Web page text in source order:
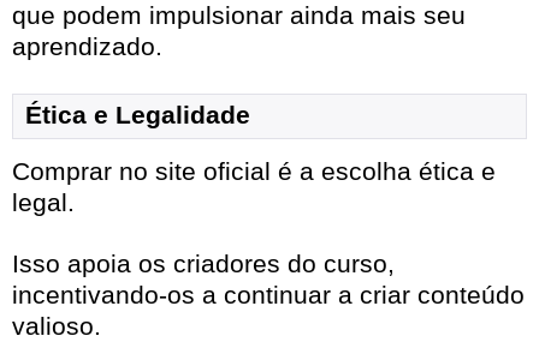
que podem impulsionar ainda mais seu
aprendizado.
Ética e Legalidade
Comprar no site oficial é a escolha ética e
legal.
Isso apoia os criadores do curso,
incentivando-os a continuar a criar conteúdo
valioso.